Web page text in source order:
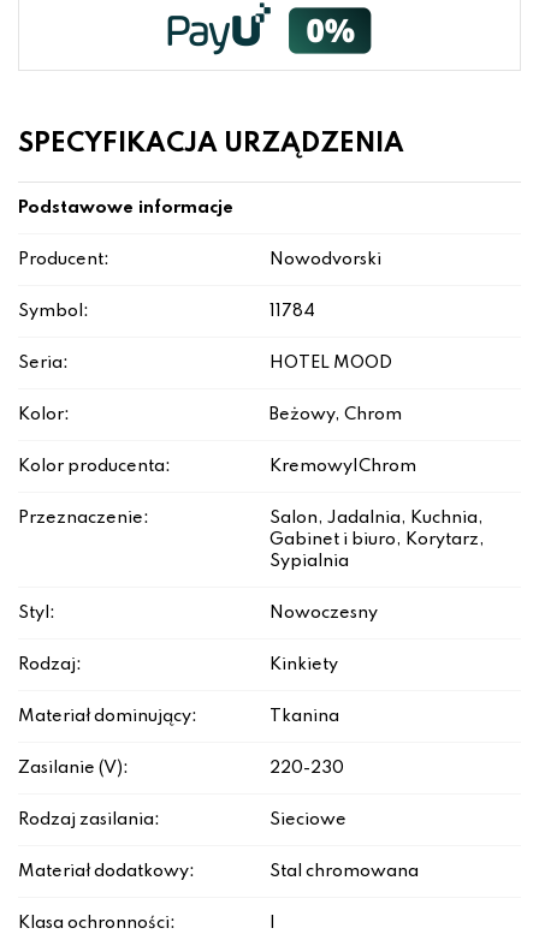
SPECYFIKACJA URZĄDZENIA
Podstawowe informacje
Producent: Nowodvorski
Symbol: 11784
Seria: HOTEL MOOD
Kolor: Beżowy, Chrom
Kolor producenta: Kremowy|Chrom
Przeznaczenie:
Salon, Jadalnia, Kuchnia,
Gabinet i biuro, Korytarz,
Sypialnia
Styl: Nowoczesny
Rodzaj: Kinkiety
Materiał dominujący: Tkanina
Zasilanie (V): 220-230
Rodzaj zasilania: Sieciowe
Materiał dodatkowy: Stal chromowana
Klasa ochronności: